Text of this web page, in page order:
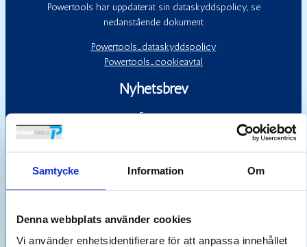
Samtycke Information Om
Denna webbplats använder cookies
Vi använder enhetsidentifierare för att anpassa innehållet
Powertools har uppdaterat sin dataskyddspolicy, se
nedanstående dokument
Powertools_dataskyddspolicy
Powertools_cookieavtal
Nyhetsbrev
E-post